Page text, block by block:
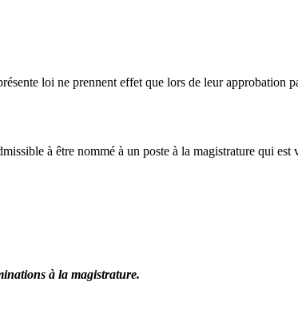
loi ne prennent effet que lors de leur approbation
à être nommé à un poste à la magistrature qui
à la magistrature.